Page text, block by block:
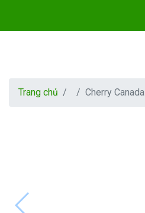
Trang chủ Cherry Canada